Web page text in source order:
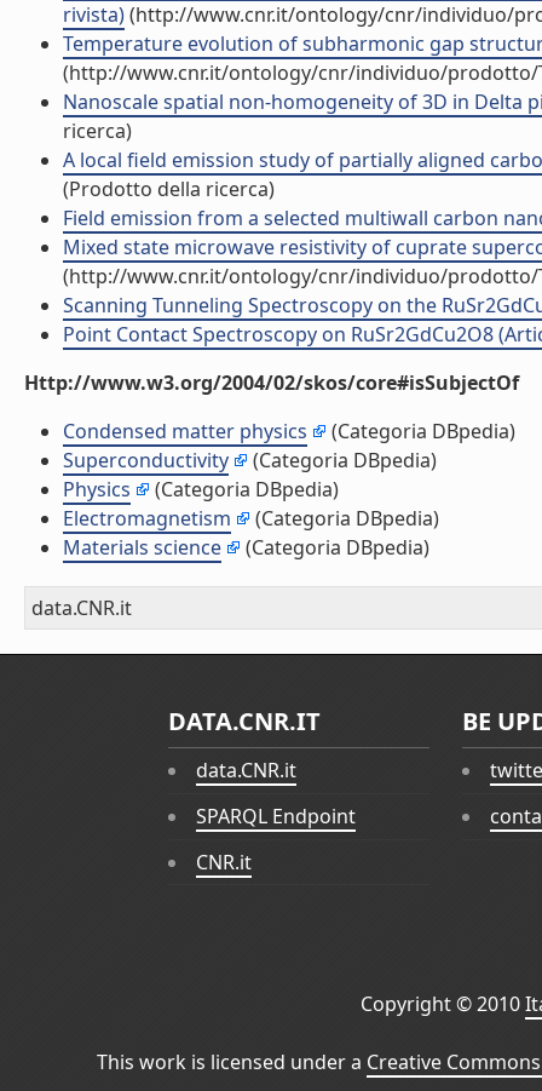
rivista)(http://www.cnr.it/ontology/cnr/individuo/
Temperature evolution of subharmonic gap
(http://www.cnr.it/ontology/cnr/individuo/prodotto/
Nanoscale spatial non-homogeneity of 3D in Delta
ricerca)
A local field emission study of partially aligned
(Prodotto della ricerca)
Field emission from a selected multiwall carbon
Mixed state microwave resistivity of cuprate
(http://www.cnr.it/ontology/cnr/individuo/prodotto/
Scanning Tunneling Spectroscopy on the
Point Contact Spectroscopy on RuSr2GdCu2O8
Http://www.w3.org/2004/02/skos/core#isSubjectOf
Condensed matter physics
(Categoria DBpedia)
Superconductivity
(Categoria DBpedia)
Physics
(Categoria DBpedia)
Electromagnetism
(Categoria DBpedia)
Materials science
(Categoria DBpedia)
data.CNR.it
DATA.CNR.IT
data.CNR.it
SPARQL Endpoint
CNR.it
BE
Copyright © 2010
This work is licensed under a Creative